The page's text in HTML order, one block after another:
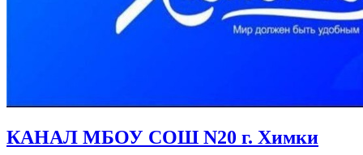
КАНАЛ МБОУ СОШ N20 г. Химки